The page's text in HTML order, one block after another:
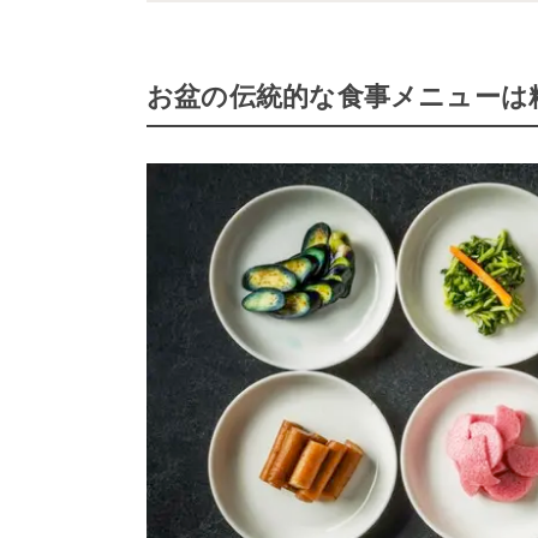
お盆の伝統的な食事メニューは